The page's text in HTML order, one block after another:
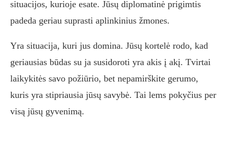
situacijos, kurioje esate. Jūsų diplomatinė prigimtis
padeda geriau suprasti aplinkinius žmones.
Yra situacija, kuri jus domina. Jūsų kortelė rodo, kad
geriausias būdas su ja susidoroti yra akis į akį. Tvirtai
laikykitės savo požiūrio, bet nepamirškite gerumo,
kuris yra stipriausia jūsų savybė. Tai lems pokyčius per
visą jūsų gyvenimą.